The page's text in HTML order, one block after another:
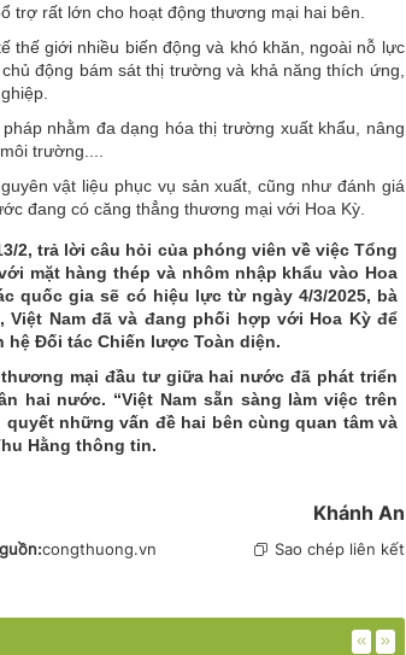
trợ rất lớn cho hoạt động thương mại hai bên.
thế giới nhiều biến động và khó khăn, ngoài nỗ lực
động bám sát thị trường và khả năng thích ứng,
nhằm đa dạng hóa thị trường xuất khẩu, nâng
trường....
vật liệu phục vụ sản xuất, cũng như đánh giá
đang có căng thẳng thương mại với Hoa Kỳ.
2, trả lời câu hỏi của phóng viên về việc Tổng
mặt hàng thép và nhôm nhập khẩu vào Hoa
quốc gia sẽ có hiệu lực từ ngày 4/3/2025, bà
Nam đã và đang phối hợp với Hoa Kỳ để
Đối tác Chiến lược Toàn diện.
mại đầu tư giữa hai nước đã phát triển
hai nước. “Việt Nam sẵn sàng làm việc trên
những vấn đề hai bên cùng quan tâm và
Hằng thông tin.
Khánh An
congthuong.vn
Sao chép liên kết